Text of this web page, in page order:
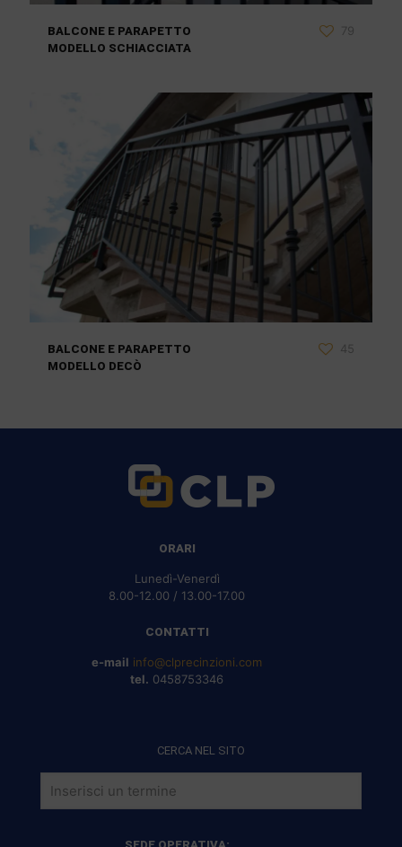
BALCONE E PARAPETTO
MODELLO SCHIACCIATA
79
BALCONE E PARAPETTO
MODELLO DECÒ
45
ORARI
Lunedì-Venerdì
8.00-12.00 / 13.00-17.00
CONTATTI
e-mail info@clprecinzioni.com
tel. 0458753346
CERCA NEL SITO